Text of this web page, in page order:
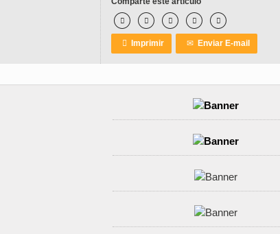
    
 Imprimir ✉ Enviar E-mail